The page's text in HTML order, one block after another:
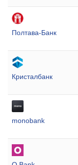
Полтава-Банк
Кристалбанк
monobank